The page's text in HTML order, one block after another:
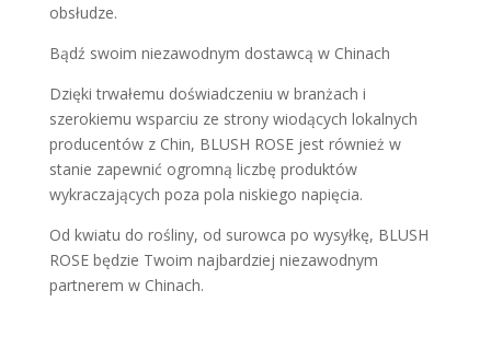
obsłudze.
Bądź swoim niezawodnym dostawcą w Chinach
Dzięki trwałemu doświadczeniu w branżach i
szerokiemu wsparciu ze strony wiodących lokalnych
producentów z Chin, BLUSH ROSE jest również w
stanie zapewnić ogromną liczbę produktów
wykraczających poza pola niskiego napięcia.
Od kwiatu do rośliny, od surowca po wysyłkę, BLUSH
ROSE będzie Twoim najbardziej niezawodnym
partnerem w Chinach.